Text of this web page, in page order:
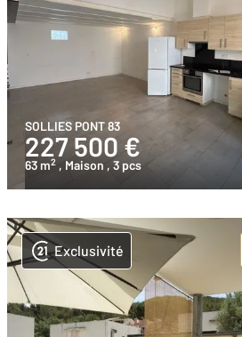
SOLLIES PONT 83
227 500 €
63 m2 , Maison , 3 pcs
Exclusivité